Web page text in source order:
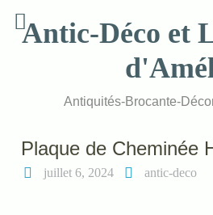
contentAntic-Déco et
Antiquités-Brocante-
Plaque de Cheminée
juillet 6, 2024 antic-deco